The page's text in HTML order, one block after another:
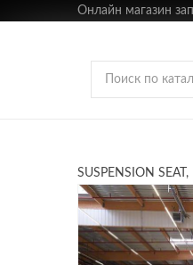
Онлайн магазин
SUSPENSION